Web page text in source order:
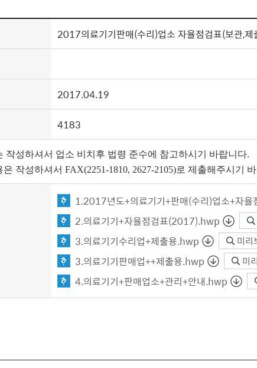
2017의료기기판매(수리)업소 자율점검표(보관,제
2017.04.19
4183
작성하셔서 업소 비치후 법령 준수에 참고하시기 바랍니다.
은 작성하셔서 FAX(2251-1810, 2627-2105)로 제출해주시기
1.2017년도+의료기기+판매(수리)업소+자
2.의료기기+자율점검표(2017).hwp
3.의료기기수리업+제출용.hwp 미리
3.의료기기판매업++제출용.hwp 미
4.의료기기+판매업소+관리+안내.hwp